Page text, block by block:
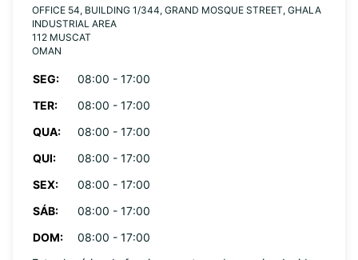
OFFICE 54, BUILDING 1/344, GRAND MOSQUE STREET, GHALA
INDUSTRIAL AREA
112 MUSCAT
OMAN
SEG:
08:00 - 17:00
TER:
08:00 - 17:00
QUA:
08:00 - 17:00
QUI:
08:00 - 17:00
SEX:
08:00 - 17:00
SÁB:
08:00 - 17:00
DOM:
08:00 - 17:00